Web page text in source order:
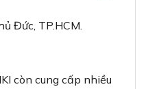
Đức, TP.HCM.
còn cung cấp nhiều